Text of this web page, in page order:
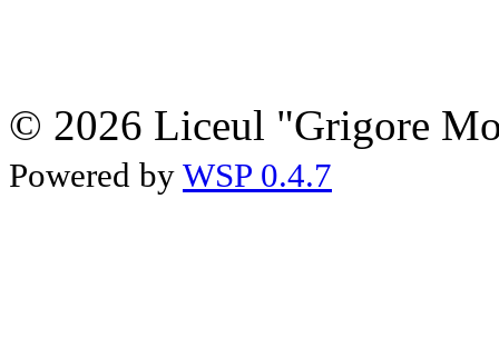
© 2026 Liceul "Grigore
Powered by WSP 0.4.7